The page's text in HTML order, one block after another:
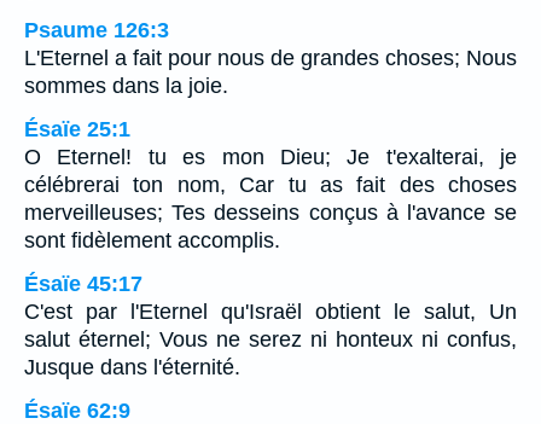
Psaume 126:3
L'Eternel a fait pour nous de grandes choses; Nous
sommes dans la joie.
Ésaïe 25:1
O Eternel! tu es mon Dieu; Je t'exalterai, je
célébrerai ton nom, Car tu as fait des choses
merveilleuses; Tes desseins conçus à l'avance se
sont fidèlement accomplis.
Ésaïe 45:17
C'est par l'Eternel qu'Israël obtient le salut, Un
salut éternel; Vous ne serez ni honteux ni confus,
Jusque dans l'éternité.
Ésaïe 62:9